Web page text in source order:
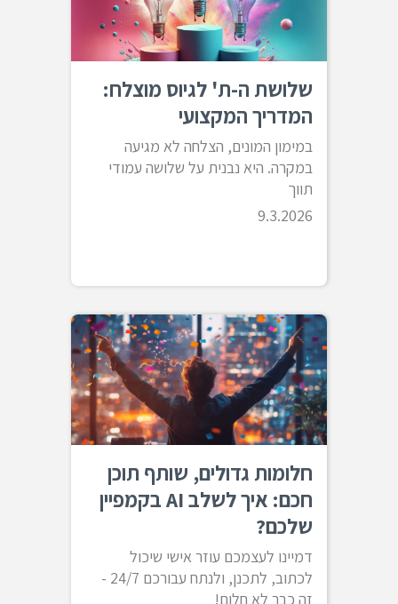
שלושת ה-ת' לגיוס מוצלח:
המדריך המקצועי
במימון המונים, הצלחה לא מגיעה
במקרה. היא נבנית על שלושה עמודי
תווך
9.3.2026
חלומות גדולים, שותף תוכן
חכם: איך לשלב AI בקמפיין
שלכם?
דמיינו לעצמכם עוזר אישי שיכול
לכתוב, לתכנן, ולנתח עבורכם 24/7 -
זה כבר לא חלום!